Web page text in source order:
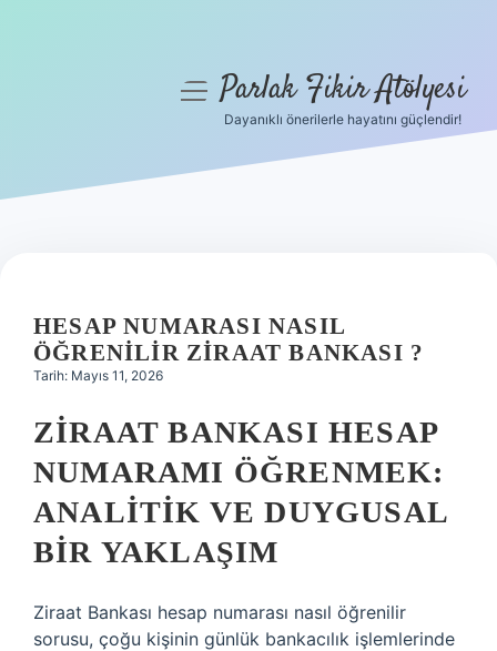
Hakkımızda
menüyüParlak Fikir Atölyesi
Dayanıklı önerilerle hayatını güçlendir!
HESAP NUMARASI NASIL
ÖĞRENILIR ZIRAAT BANKASI ?
Tarih: Mayıs 11, 2026
ZIRAAT BANKASI HESAP
NUMARAMI ÖĞRENMEK:
ANALITIK VE DUYGUSAL
BIR YAKLAŞIM
Ziraat Bankası hesap numarası nasıl öğrenilir
sorusu, çoğu kişinin günlük bankacılık işlemlerinde